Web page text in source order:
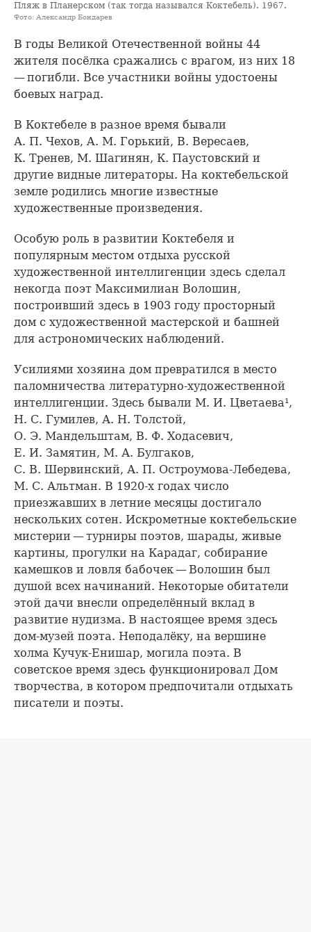
Пляж в Планерском (так тогда назывался Коктебель). 1967.
Фото: Александр Бондарев
В годы Великой Отечественной войны 44
жителя посёлка сражались с врагом, из них 18
— погибли. Все участники войны удостоены
боевых наград.
В Коктебеле в разное время бывали
А. П. Чехов, A. М. Горький, В. Вересаев,
К. Тренев, М. Шагинян, К. Паустовский и
другие видные литераторы. На коктебельской
земле родились многие известные
художественные произведения.
Особую роль в развитии Коктебеля и
популярным местом отдыха русской
художественной интеллигенции здесь сделал
некогда поэт Максимилиан Волошин,
построивший здесь в 1903 году просторный
дом с художественной мастерской и башней
для астрономических наблюдений.
Усилиями хозяина дом превратился в место
паломничества литературно-художественной
интеллигенции. Здесь бывали М. И. Цветаева¹,
Н. С. Гумилев, А. Н. Толстой,
О. Э. Мандельштам, В. Ф. Ходасевич,
Е. И. Замятин, М. А. Булгаков,
С. В. Шервинский, А. П. Остроумова-Лебедева,
М. С. Альтман. В 1920-х годах число
приезжавших в летние месяцы достигало
нескольких сотен. Искрометные коктебельские
мистерии — турниры поэтов, шарады, живые
картины, прогулки на Карадаг, собирание
камешков и ловля бабочек — Волошин был
душой всех начинаний. Некоторые обитатели
этой дачи внесли определённый вклад в
развитие нудизма. В настоящее время здесь
дом-музей поэта. Неподалёку, на вершине
холма Кучук-Енишар, могила поэта. В
советское время здесь функционировал Дом
творчества, в котором предпочитали отдыхать
писатели и поэты.